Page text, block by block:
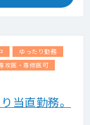
ゆったり勤務
攻医・専修医可
当直勤務。